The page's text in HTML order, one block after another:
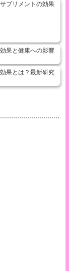
プリメントの効果
果と健康への影響
果とは？最新研究